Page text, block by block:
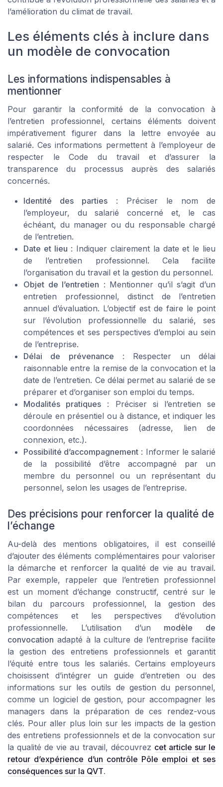
l’amélioration du climat de travail.
Les éléments clés à inclure dans
un modèle de convocation
Les informations indispensables à
mentionner
Pour garantir la conformité de la convocation à
l’entretien professionnel, certains éléments doivent
impérativement figurer dans la lettre envoyée au
salarié. Ces informations permettent à l’employeur de
respecter le Code du travail et d’assurer la
transparence du processus auprès des salariés
concernés.
Identité des parties : Préciser le nom de
l’employeur, du salarié concerné et, le cas
échéant, du manager ou du responsable chargé
de l’entretien.
Date et lieu : Indiquer clairement la date et le lieu
de l’entretien professionnel. Cela facilite
l’organisation du travail et la gestion du personnel.
Objet de l’entretien : Mentionner qu’il s’agit d’un
entretien professionnel, distinct de l’entretien
annuel d’évaluation. L’objectif est de faire le point
sur l’évolution professionnelle du salarié, ses
compétences et ses perspectives d’emploi au sein
de l’entreprise.
Délai de prévenance : Respecter un délai
raisonnable entre la remise de la convocation et la
date de l’entretien. Ce délai permet au salarié de se
préparer et d’organiser son emploi du temps.
Modalités pratiques : Préciser si l’entretien se
déroule en présentiel ou à distance, et indiquer les
coordonnées nécessaires (adresse, lien de
connexion, etc.).
Possibilité d’accompagnement : Informer le salarié
de la possibilité d’être accompagné par un
membre du personnel ou un représentant du
personnel, selon les usages de l’entreprise.
Des précisions pour renforcer la qualité de
l’échange
Au-delà des mentions obligatoires, il est conseillé
d’ajouter des éléments complémentaires pour valoriser
la démarche et renforcer la qualité de vie au travail.
Par exemple, rappeler que l’entretien professionnel
est un moment d’échange constructif, centré sur le
bilan du parcours professionnel, la gestion des
compétences et les perspectives d’évolution
professionnelle. L’utilisation d’un modèle de
convocation adapté à la culture de l’entreprise facilite
la gestion des entretiens professionnels et garantit
l’équité entre tous les salariés. Certains employeurs
choisissent d’intégrer un guide d’entretien ou des
informations sur les outils de gestion du personnel,
comme un logiciel de gestion, pour accompagner les
managers dans la préparation de ces rendez-vous
clés. Pour aller plus loin sur les impacts de la gestion
des entretiens professionnels et de la convocation sur
la qualité de vie au travail, découvrez cet article sur le
retour d’expérience d’un contrôle Pôle emploi et ses
conséquences sur la QVT.